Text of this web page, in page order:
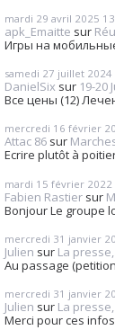
mardi 29 avril 2025
apk_Emaitte sur
Игры на
samedi 27 juillet 2024
DanielSix sur 19-20
Все цены (12)
mercredi 16 février
Attac 86 sur
Ecrire plutôt à
mardi 15 février 2022
Fabien Rastier sur
Bonjour Le groupe
mercredi 31 janvier
Julien sur La
Au passage
mercredi 31 janvier
Julien sur La
Merci pour ces